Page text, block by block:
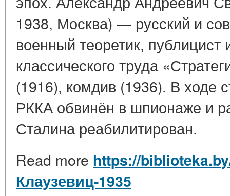
1938, Москва) — русский и
военный теоретик, публицист
классического труда
(1916), комдив (1936). В ходе
РККА обвинён в шпионаже и
Сталина реабилитирован.
Read more https://
Клаузевиц-1935